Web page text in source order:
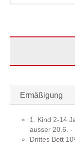
Ermäßigung
1. Kind 2-14
ausser 20.6. -
Drittes Bett